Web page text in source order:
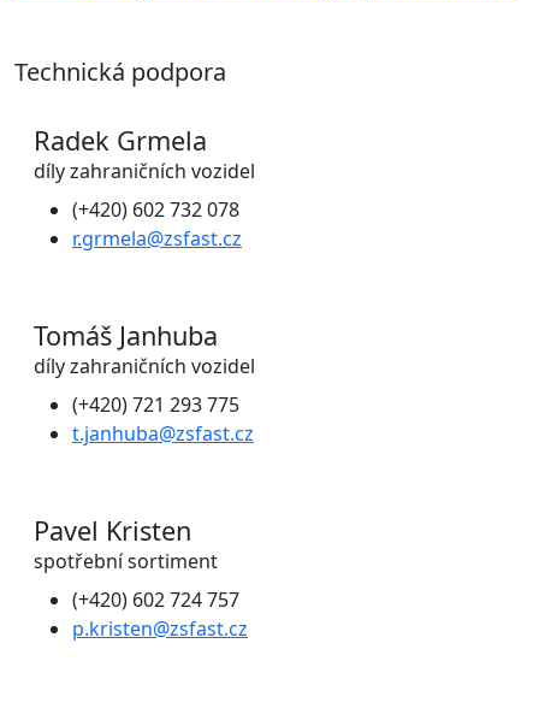
Technická podpora
Radek Grmela
díly zahraničních vozidel
(+420) 602 732 078
r.grmela@zsfast.cz
Tomáš Janhuba
díly zahraničních vozidel
(+420) 721 293 775
t.janhuba@zsfast.cz
Pavel Kristen
spotřební sortiment
(+420) 602 724 757
p.kristen@zsfast.cz